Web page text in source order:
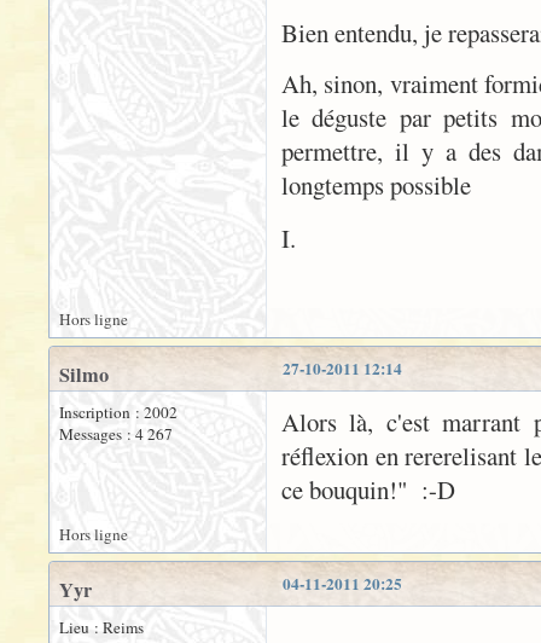
Bien entendu, je
Ah, sinon, vraiment
le déguste par petits
permettre, il y a des
longtemps possible
I.
Hors ligne
27-10-2011 12:14
Silmo
Inscription : 2002
Messages : 4 267
Alors là, c'est marrant
réflexion en rererelisant
ce bouquin!" :-D
Hors ligne
04-11-2011 20:25
Yyr
Lieu : Reims